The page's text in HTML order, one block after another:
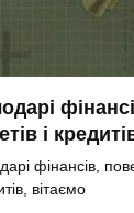
і
фінансів,
вітаємо